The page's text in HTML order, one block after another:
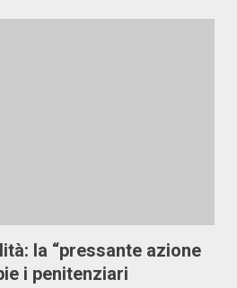
la “pressante azione
i penitenziari